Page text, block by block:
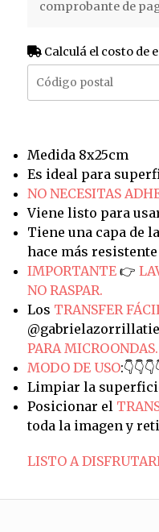
comprobante de
Calculá el costo de
Medida 8x25cm
Es ideal para
NO NECESITAS
Viene listo para
Tiene una capa de
hace más
IMPORTANTE 👉
NO RASPAR.
Los TRANSFER
PARA MICROONDAS.
MODO DE USO
Limpiar la
Posicionar el
toda la imagen y
LISTO A